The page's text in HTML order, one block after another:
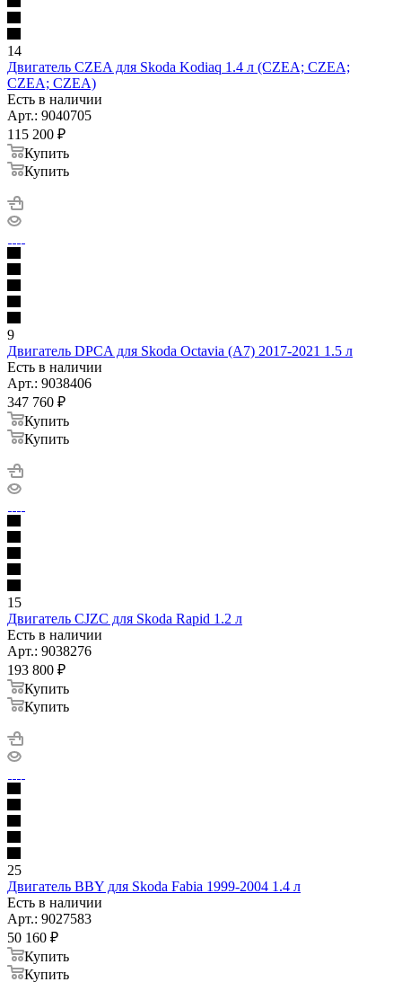
14
Двигатель CZEA для Skoda Kodiaq 1.4 л (CZEA; CZEA;
CZEA; CZEA)
Есть в наличии
Арт.: 9040705
115 200 ₽
Купить
Купить
9
Двигатель DPCA для Skoda Octavia (A7) 2017-2021 1.5 л
Есть в наличии
Арт.: 9038406
347 760 ₽
Купить
Купить
15
Двигатель CJZC для Skoda Rapid 1.2 л
Есть в наличии
Арт.: 9038276
193 800 ₽
Купить
Купить
25
Двигатель BBY для Skoda Fabia 1999-2004 1.4 л
Есть в наличии
Арт.: 9027583
50 160 ₽
Купить
Купить